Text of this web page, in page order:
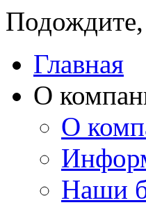
Подождите,
Главная
О
О
Наши